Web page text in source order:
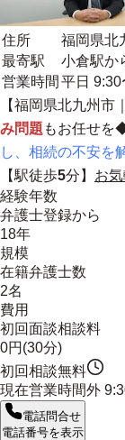
住所
福岡県北
最寄駅
小倉駅か
営業時間 平日
【福岡県北九州市｜
み問題 もお任せを
し、相続の不安を
【駅徒歩5分】 お
経験年数
弁護士登録から
18年
規模
在籍弁護士数
2名
費用
初回面談相談料
0円(30分)
初回相談無料
現在営業時間外
電話問合せ
電話番号を表示